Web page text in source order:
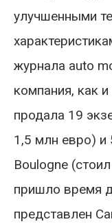
улучшенными
журнала auto
компания, как
продала 19
1,5 млн евро) и
Boulogne
пришло время
представлен